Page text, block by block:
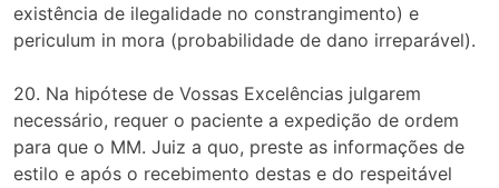
existência de ilegalidade no constrangimento) e
periculum in mora (probabilidade de dano irreparável).
20. Na hipótese de Vossas Excelências julgarem
necessário, requer o paciente a expedição de ordem
para que o MM. Juiz a quo, preste as informações de
estilo e após o recebimento destas e do respeitável